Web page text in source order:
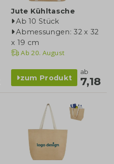
Jute Kühltasche
Ab 10 Stück
Abmessungen: 32 x 32
x 19 cm
Ab 20. August
zum Produkt
ab
7,18